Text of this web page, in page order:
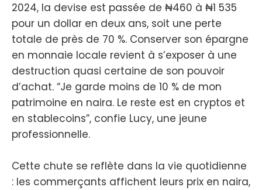
2024, la devise est passée de ₦460 à ₦1 535
pour un dollar en deux ans, soit une perte
totale de près de 70 %. Conserver son épargne
en monnaie locale revient à s’exposer à une
destruction quasi certaine de son pouvoir
d’achat. “Je garde moins de 10 % de mon
patrimoine en naira. Le reste est en cryptos et
en stablecoins”, confie Lucy, une jeune
professionnelle.
Cette chute se reflète dans la vie quotidienne
: les commerçants affichent leurs prix en naira,